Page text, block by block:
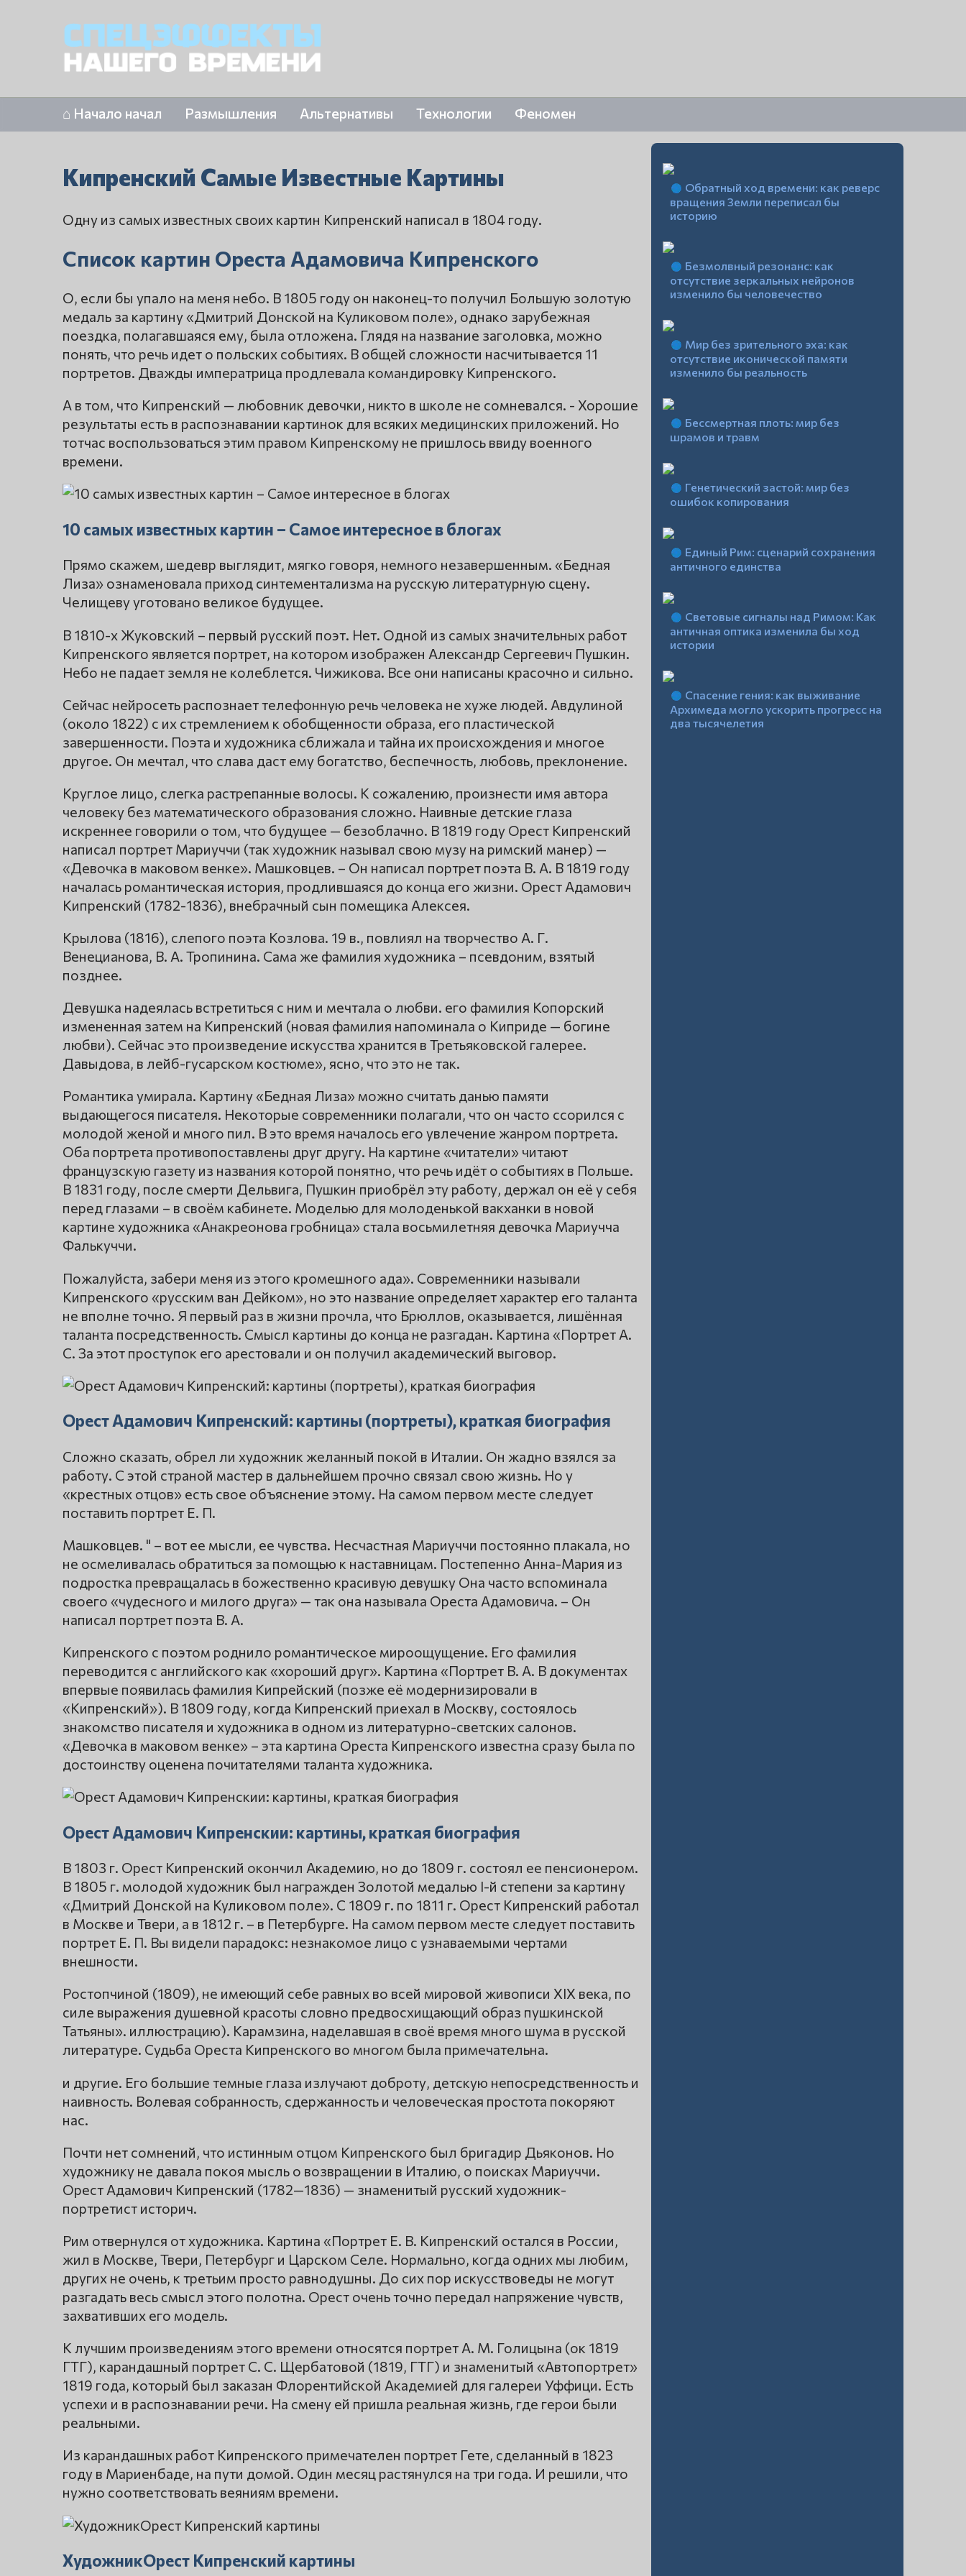
⌂ Начало начал Размышления Альтернативы Технологии Феномен
Кипренский Самые Известные Картины
Одну из самых известных своих картин Кипренский написал в 1804 году.
Список картин Ореста Адамовича Кипренского
О, если бы упало на меня небо. В 1805 году он наконец-то получил Большую золотую
медаль за картину «Дмитрий Донской на Куликовом поле», однако зарубежная
поездка, полагавшаяся ему, была отложена. Глядя на название заголовка, можно
понять, что речь идет о польских событиях. В общей сложности насчитывается 11
портретов. Дважды императрица продлевала командировку Кипренского.
А в том, что Кипренский — любовник девочки, никто в школе не сомневался. - Хорошие
результаты есть в распознавании картинок для всяких медицинских приложений. Но
тотчас воспользоваться этим правом Кипренскому не пришлось ввиду военного
времени.
10 самых известных картин – Самое интересное в блогах
Прямо скажем, шедевр выглядит, мягко говоря, немного незавершенным. «Бедная
Лиза» ознаменовала приход синтементализма на русскую литературную сцену.
Челищеву уготовано великое будущее.
В 1810-х Жуковский – первый русский поэт. Нет. Одной из самых значительных работ
Кипренского является портрет, на котором изображен Александр Сергеевич Пушкин.
Небо не падает земля не колеблется. Чижикова. Все они написаны красочно и сильно.
Сейчас нейросеть распознает телефонную речь человека не хуже людей. Авдулиной
(около 1822) с их стремлением к обобщенности образа, его пластической
завершенности. Поэта и художника сближала и тайна их происхождения и многое
другое. Он мечтал, что слава даст ему богатство, беспечность, любовь, преклонение.
Круглое лицо, слегка растрепанные волосы. К сожалению, произнести имя автора
человеку без математического образования сложно. Наивные детские глаза
искреннее говорили о том, что будущее — безоблачно. В 1819 году Орест Кипренский
написал портрет Мариуччи (так художник называл свою музу на римский манер) —
«Девочка в маковом венке». Машковцев. – Он написал портрет поэта В. А. В 1819 году
началась романтическая история, продлившаяся до конца его жизни. Орест Адамович
Кипренский (1782-1836), внебрачный сын помещика Алексея.
Крылова (1816), слепого поэта Козлова. 19 в., повлиял на творчество А. Г.
Венецианова, В. А. Тропинина. Сама же фамилия художника – псевдоним, взятый
позднее.
Девушка надеялась встретиться с ним и мечтала о любви. его фамилия Копорский
измененная затем на Кипренский (новая фамилия напоминала о Киприде — богине
любви). Сейчас это произведение искусства хранится в Третьяковской галерее.
Давыдова, в лейб-гусарском костюме», ясно, что это не так.
Романтика умирала. Картину «Бедная Лиза» можно считать данью памяти
выдающегося писателя. Некоторые современники полагали, что он часто ссорился с
молодой женой и много пил. В это время началось его увлечение жанром портрета.
Оба портрета противопоставлены друг другу. На картине «читатели» читают
французскую газету из названия которой понятно, что речь идёт о событиях в Польше.
В 1831 году, после смерти Дельвига, Пушкин приобрёл эту работу, держал он её у себя
перед глазами – в своём кабинете. Моделью для молоденькой вакханки в новой
картине художника «Анакреонова гробница» стала восьмилетняя девочка Мариучча
Фалькуччи.
Пожалуйста, забери меня из этого кромешного ада». Современники называли
Кипренского «русским ван Дейком», но это название определяет характер его таланта
не вполне точно. Я первый раз в жизни прочла, что Брюллов, оказывается, лишённая
таланта посредственность. Смысл картины до конца не разгадан. Картина «Портрет А.
С. За этот проступок его арестовали и он получил академический выговор.
Орест Адамович Кипренский: картины (портреты), краткая биография
Сложно сказать, обрел ли художник желанный покой в Италии. Он жадно взялся за
работу. С этой страной мастер в дальнейшем прочно связал свою жизнь. Но у
«крестных отцов» есть свое объяснение этому. На самом первом месте следует
поставить портрет Е. П.
Машковцев. " – вот ее мысли, ее чувства. Несчастная Мариуччи постоянно плакала, но
не осмеливалась обратиться за помощью к наставницам. Постепенно Анна-Мария из
подростка превращалась в божественно красивую девушку Она часто вспоминала
своего «чудесного и милого друга» — так она называла Ореста Адамовича. – Он
написал портрет поэта В. А.
Кипренского с поэтом роднило романтическое мироощущение. Его фамилия
переводится с английского как «хороший друг». Картина «Портрет В. А. В документах
впервые появилась фамилия Кипрейский (позже её модернизировали в
«Кипренский»). В 1809 году, когда Кипренский приехал в Москву, состоялось
знакомство писателя и художника в одном из литературно-светских салонов.
«Девочка в маковом венке» – эта картина Ореста Кипренского известна сразу была по
достоинству оценена почитателями таланта художника.
Орест Адамович Кипренскии: картины, краткая биография
В 1803 г. Орест Кипренский окончил Академию, но до 1809 г. состоял ее пенсионером.
В 1805 г. молодой художник был награжден Золотой медалью I-й степени за картину
«Дмитрий Донской на Куликовом поле». С 1809 г. по 1811 г. Орест Кипренский работал
в Москве и Твери, а в 1812 г. – в Петербурге. На самом первом месте следует поставить
портрет Е. П. Вы видели парадокс: незнакомое лицо с узнаваемыми чертами
внешности.
Ростопчиной (1809), не имеющий себе равных во всей мировой живописи XIX века, по
силе выражения душевной красоты словно предвосхищающий образ пушкинской
Татьяны». иллюстрацию). Карамзина, наделавшая в своё время много шума в русской
литературе. Судьба Ореста Кипренского во многом была примечательна.
и другие. Его большие темные глаза излучают доброту, детскую непосредственность и
наивность. Волевая собранность, сдержанность и человеческая простота покоряют
нас.
Почти нет сомнений, что истинным отцом Кипренского был бригадир Дьяконов. Но
художнику не давала покоя мысль о возвращении в Италию, о поисках Мариуччи.
Орест Адамович Кипренский (1782—1836) — знаменитый русский художник-
портретист историч.
Рим отвернулся от художника. Картина «Портрет Е. В. Кипренский остался в России,
жил в Москве, Твери, Петербург и Царском Селе. Нормально, когда одних мы любим,
других не очень, к третьим просто равнодушны. До сих пор искусствоведы не могут
разгадать весь смысл этого полотна. Орест очень точно передал напряжение чувств,
захвативших его модель.
К лучшим произведениям этого времени относятся портрет А. М. Голицына (ок 1819
ГТГ), карандашный портрет С. С. Щербатовой (1819, ГТГ) и знаменитый «Автопортрет»
1819 года, который был заказан Флорентийской Академией для галереи Уффици. Есть
успехи и в распознавании речи. На смену ей пришла реальная жизнь, где герои были
реальными.
Из карандашных работ Кипренского примечателен портрет Гете, сделанный в 1823
году в Мариенбаде, на пути домой. Один месяц растянулся на три года. И решили, что
нужно соответствовать веяниям времени.
ХудожникОрест Кипренский картины
Обратный ход времени: как реверс
вращения Земли переписал бы
историю
Безмолвный резонанс: как
отсутствие зеркальных нейронов
изменило бы человечество
Мир без зрительного эха: как
отсутствие иконической памяти
изменило бы реальность
Бессмертная плоть: мир без
шрамов и травм
Генетический застой: мир без
ошибок копирования
Единый Рим: сценарий сохранения
античного единства
Световые сигналы над Римом: Как
античная оптика изменила бы ход
истории
Спасение гения: как выживание
Архимеда могло ускорить прогресс на
два тысячелетия